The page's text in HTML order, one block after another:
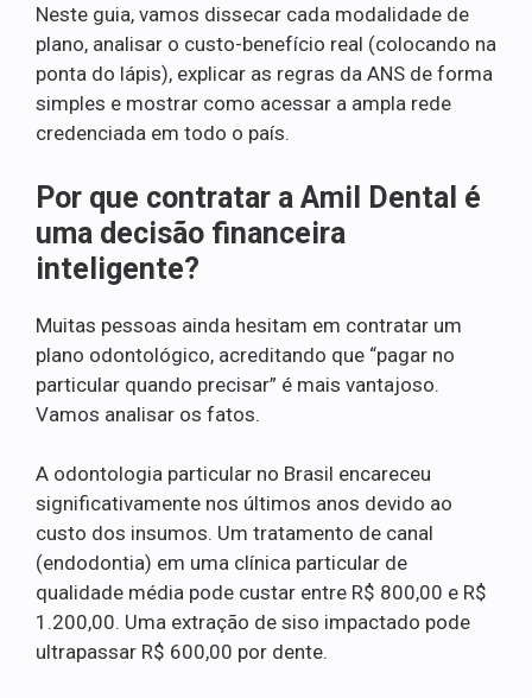
Neste guia, vamos dissecar cada modalidade de
plano, analisar o custo-benefício real (colocando na
ponta do lápis), explicar as regras da ANS de forma
simples e mostrar como acessar a ampla rede
credenciada em todo o país.
Por que contratar a Amil Dental é
uma decisão financeira
inteligente?
Muitas pessoas ainda hesitam em contratar um
plano odontológico, acreditando que “pagar no
particular quando precisar” é mais vantajoso.
Vamos analisar os fatos.
A odontologia particular no Brasil encareceu
significativamente nos últimos anos devido ao
custo dos insumos. Um tratamento de canal
(endodontia) em uma clínica particular de
qualidade média pode custar entre R$ 800,00 e R$
1.200,00. Uma extração de siso impactado pode
ultrapassar R$ 600,00 por dente.